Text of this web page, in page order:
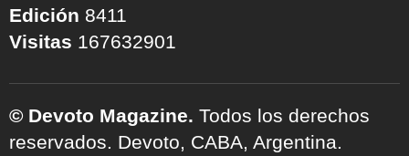
Edición 8411
Visitas 167632901
© Devoto Magazine. Todos los derechos
reservados. Devoto, CABA, Argentina.